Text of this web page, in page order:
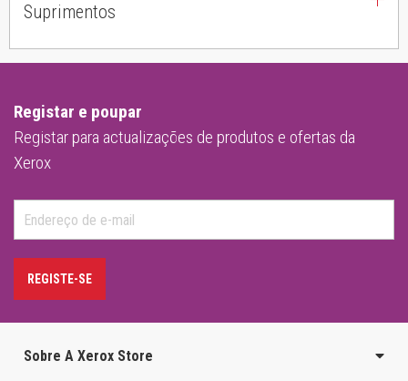
Suprimentos
Registar e poupar
Registar para actualizações de produtos e ofertas da
Xerox
REGISTE-SE
Sobre A Xerox Store